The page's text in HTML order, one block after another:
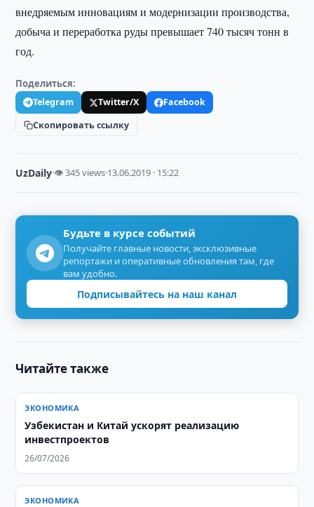
внедряемым инновациям и модернизации производства,
добыча и переработка руды превышает 740 тысяч тонн в
год.
Поделиться:
Telegram Twitter/X
Facebook
Скопировать ссылку
UzDaily·👁 345 views·13.06.2019 · 15:22
Будьте в курсе событий
Получайте главные новости, эксклюзивные
репортажи и оперативные обновления там, где
вам удобно.
Подписывайтесь на наш канал
Читайте также
ЭКОНОМИКА
Узбекистан и Китай ускорят реализацию
инвестпроектов
26/07/2026
ЭКОНОМИКА